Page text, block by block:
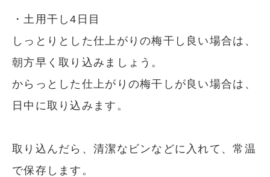
・土用干し4日目
しっとりとした仕上がりの梅干し良い場合は、
朝方早く取り込みましょう。
からっとした仕上がりの梅干しが良い場合は、
日中に取り込みます。
取り込んだら、清潔なビンなどに入れて、常温
で保存します。